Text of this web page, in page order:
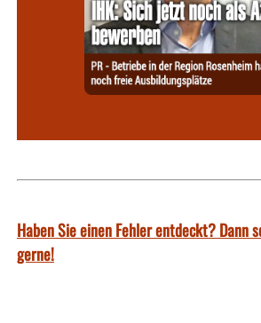
Haben Sie einen Fehler entdeckt? Dann
gerne!